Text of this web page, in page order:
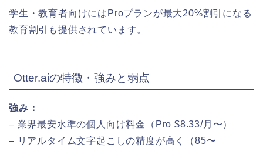
学生・教育者向けにはProプランが最大20%割引になる
教育割引も提供されています。
Otter.aiの特徴・強みと弱点
強み：
– 業界最安水準の個人向け料金（Pro $8.33/月〜）
– リアルタイム文字起こしの精度が高く（85〜